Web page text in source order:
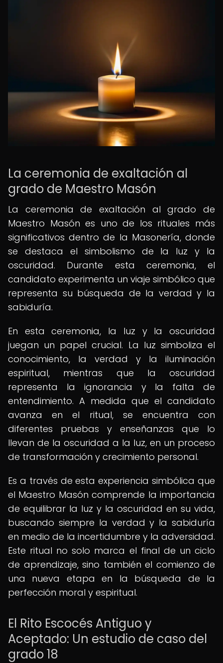
La ceremonia de exaltación al
grado de Maestro Masón
La ceremonia de exaltación al grado de
Maestro Masón es uno de los rituales más
significativos dentro de la Masonería, donde
se destaca el simbolismo de la luz y la
oscuridad. Durante esta ceremonia, el
candidato experimenta un viaje simbólico que
representa su búsqueda de la verdad y la
sabiduría.
En esta ceremonia, la luz y la oscuridad
juegan un papel crucial. La luz simboliza el
conocimiento, la verdad y la iluminación
espiritual, mientras que la oscuridad
representa la ignorancia y la falta de
entendimiento. A medida que el candidato
avanza en el ritual, se encuentra con
diferentes pruebas y enseñanzas que lo
llevan de la oscuridad a la luz, en un proceso
de transformación y crecimiento personal.
Es a través de esta experiencia simbólica que
el Maestro Masón comprende la importancia
de equilibrar la luz y la oscuridad en su vida,
buscando siempre la verdad y la sabiduría
en medio de la incertidumbre y la adversidad.
Este ritual no solo marca el final de un ciclo
de aprendizaje, sino también el comienzo de
una nueva etapa en la búsqueda de la
perfección moral y espiritual.
El Rito Escocés Antiguo y
Aceptado: Un estudio de caso del
grado 18